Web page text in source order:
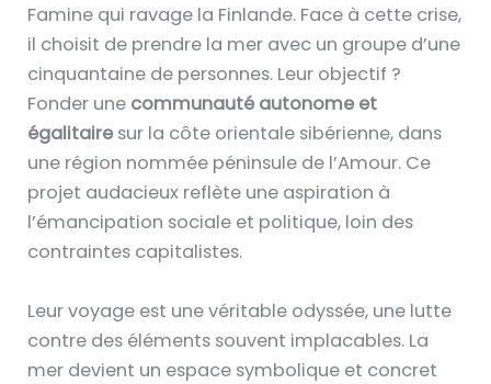
Famine qui ravage la Finlande. Face à cette crise,
il choisit de prendre la mer avec un groupe d’une
cinquantaine de personnes. Leur objectif ?
Fonder une communauté autonome et
égalitaire sur la côte orientale sibérienne, dans
une région nommée péninsule de l’Amour. Ce
projet audacieux reflète une aspiration à
l’émancipation sociale et politique, loin des
contraintes capitalistes.
Leur voyage est une véritable odyssée, une lutte
contre des éléments souvent implacables. La
mer devient un espace symbolique et concret